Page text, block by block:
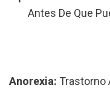
Antes De Que
Anorexia: Trastorno